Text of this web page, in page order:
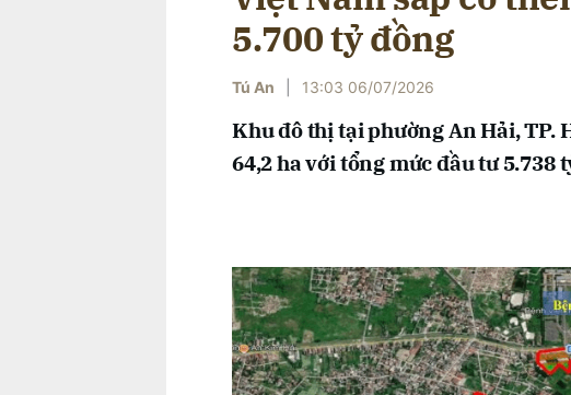
5.700 tỷ đồng
Tú An 13:03 06/07/2026
Khu đô thị tại phường An Hải, TP.
64,2 ha với tổng mức đầu tư 5.738